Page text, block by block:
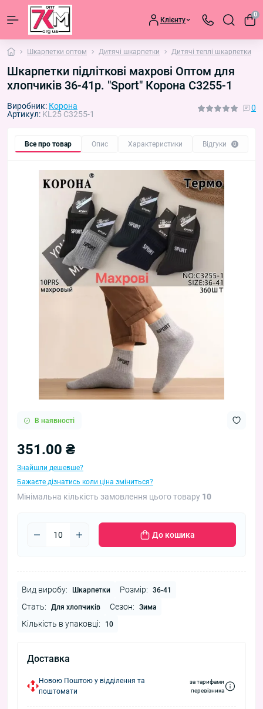
Клієнту
0
Шкарпетки оптом Дитячі шкарпетки Дитячі теплі шкарпетки
Шкарпетки підліткові махрові Оптом для
хлопчиків 36-41р. "Sport" Корона C3255-1
Виробник: Корона
Артикул: KL25 C3255-1
0
Все про товар Опис Характеристики Відгуки 0
В наявності
351.00 ₴
Знайшли дешевше?
Бажаєте дізнатись коли ціна зміниться?
Мінімальна кількість замовлення цього товару 10
До кошика
Вид виробу: Шкарпетки Розмір: 36-41
Стать: Для хлопчиків Сезон: Зима
Кількість в упаковці: 10
Доставка
Новою Поштою у відділення та
поштомати
за тарифами
перевізника